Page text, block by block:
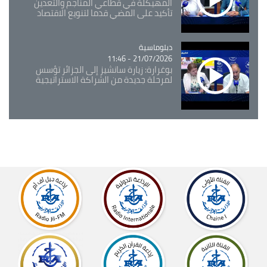
تأكيد على المضي قدما لتنويع الاقتصاد
Catégorie
دبلوماسية
21/07/2026 - 11:46
بوغرارة: زيارة سانشيز إلى الجزائر تؤسس
لمرحلة جديدة من الشراكة الاستراتيجية